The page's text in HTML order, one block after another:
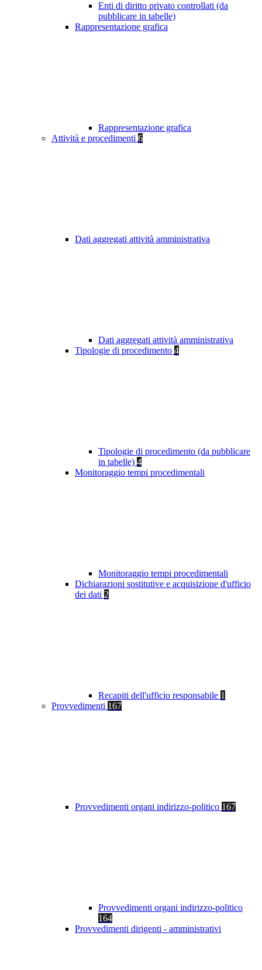
Enti di diritto privato controllati (da
pubblicare in tabelle)
Rappresentazione grafica
Rappresentazione grafica
Attività e procedimenti 6
Dati aggregati attività amministrativa
Dati aggregati attività amministrativa
Tipologie di procedimento 4
Tipologie di procedimento (da pubblicare
in tabelle) 4
Monitoraggio tempi procedimentali
Monitoraggio tempi procedimentali
Dichiarazioni sostitutive e acquisizione d'ufficio
dei dati 2
Recapiti dell'ufficio responsabile 1
Provvedimenti 167
Provvedimenti organi indirizzo-politico 167
Provvedimenti organi indirizzo-politico
164
Provvedimenti dirigenti - amministrativi